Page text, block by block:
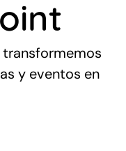
en todo México
🇲🇽
y eventos en